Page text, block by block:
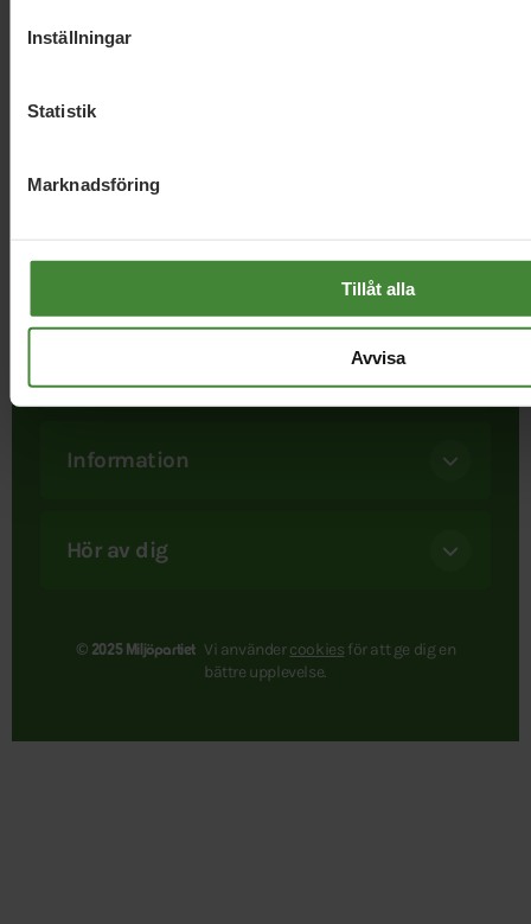
Inställningar
Statistik
Marknadsföring
Tillåt alla
Avvisa
I september 1981 bildades Miljöpartiet. Att ett parti satte
starkare vi blir, desto mer kan vi uträtta.
Information
Hör av dig
© 2025 Miljöpartiet Vi användercookies för att ge dig en
bättre upplevelse.